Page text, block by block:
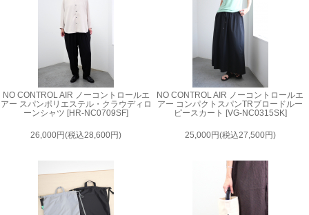
NO CONTROL AIR ノーコントロールエ
アー スパンポリエステル・クラウディロ
ーンシャツ [HR-NC0709SF]
26,000円(税込28,600円)
NO CONTROL AIR ノーコントロールエ
アー コンパクトスパンTRブロードルー
ピースカート [VG-NC0315SK]
25,000円(税込27,500円)